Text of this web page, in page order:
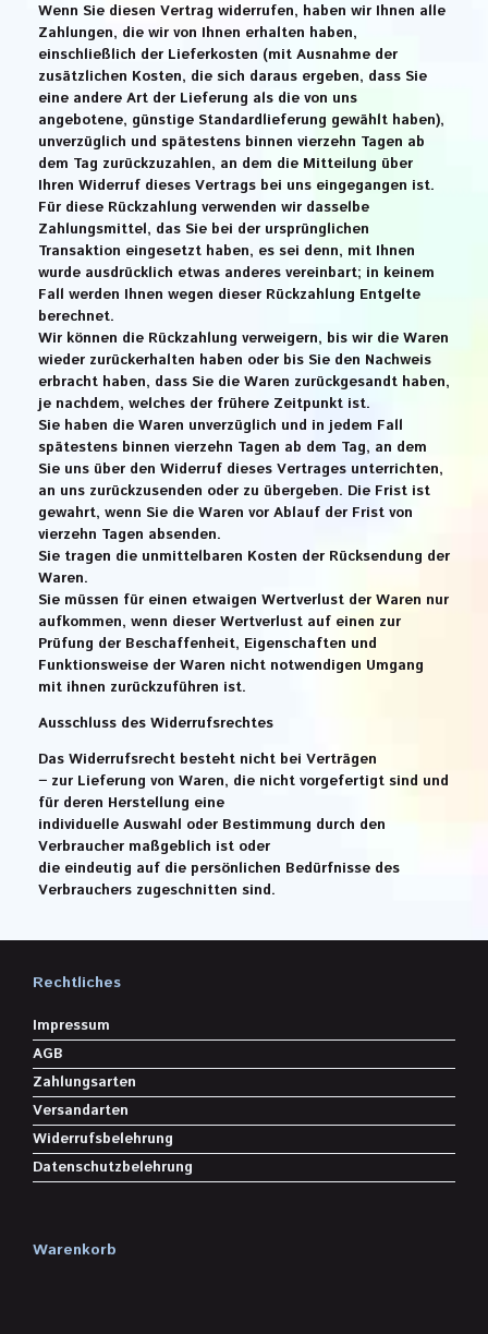
Wenn Sie diesen Vertrag widerrufen, haben wir Ihnen alle
Zahlungen, die wir von Ihnen erhalten haben,
einschließlich der Lieferkosten (mit Ausnahme der
zusätzlichen Kosten, die sich daraus ergeben, dass Sie
eine andere Art der Lieferung als die von uns
angebotene, günstige Standardlieferung gewählt haben),
unverzüglich und spätestens binnen vierzehn Tagen ab
dem Tag zurückzuzahlen, an dem die Mitteilung über
Ihren Widerruf dieses Vertrags bei uns eingegangen ist.
Für diese Rückzahlung verwenden wir dasselbe
Zahlungsmittel, das Sie bei der ursprünglichen
Transaktion eingesetzt haben, es sei denn, mit Ihnen
wurde ausdrücklich etwas anderes vereinbart; in keinem
Fall werden Ihnen wegen dieser Rückzahlung Entgelte
berechnet.
Wir können die Rückzahlung verweigern, bis wir die Waren
wieder zurückerhalten haben oder bis Sie den Nachweis
erbracht haben, dass Sie die Waren zurückgesandt haben,
je nachdem, welches der frühere Zeitpunkt ist.
Sie haben die Waren unverzüglich und in jedem Fall
spätestens binnen vierzehn Tagen ab dem Tag, an dem
Sie uns über den Widerruf dieses Vertrages unterrichten,
an uns zurückzusenden oder zu übergeben. Die Frist ist
gewahrt, wenn Sie die Waren vor Ablauf der Frist von
vierzehn Tagen absenden.
Sie tragen die unmittelbaren Kosten der Rücksendung der
Waren.
Sie müssen für einen etwaigen Wertverlust der Waren nur
aufkommen, wenn dieser Wertverlust auf einen zur
Prüfung der Beschaffenheit, Eigenschaften und
Funktionsweise der Waren nicht notwendigen Umgang
mit ihnen zurückzuführen ist.
Ausschluss des Widerrufsrechtes
Das Widerrufsrecht besteht nicht bei Verträgen
− zur Lieferung von Waren, die nicht vorgefertigt sind und
für deren Herstellung eine
individuelle Auswahl oder Bestimmung durch den
Verbraucher maßgeblich ist oder
die eindeutig auf die persönlichen Bedürfnisse des
Verbrauchers zugeschnitten sind.
Rechtliches
Impressum
AGB
Zahlungsarten
Versandarten
Widerrufsbelehrung
Datenschutzbelehrung
Warenkorb